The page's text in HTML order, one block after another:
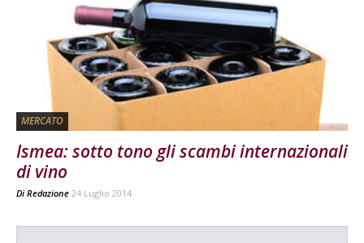
MERCATO
Ismea: sotto tono gli scambi internazionali
di vino
Di Redazione 24 Luglio 2014